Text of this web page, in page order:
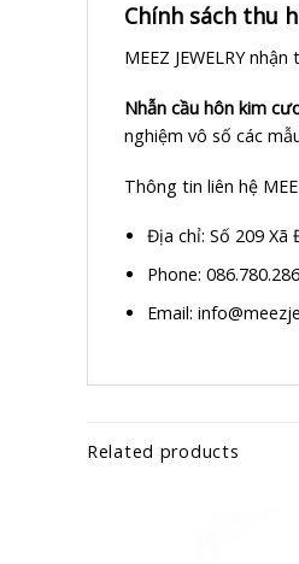
Chính sách thu
MEEZ JEWELRY
Nhẫn cầu hôn kim
nghiệm vô số các
Thông tin liên hệ
Địa chỉ: Số 209
Phone:
Email:
Related products